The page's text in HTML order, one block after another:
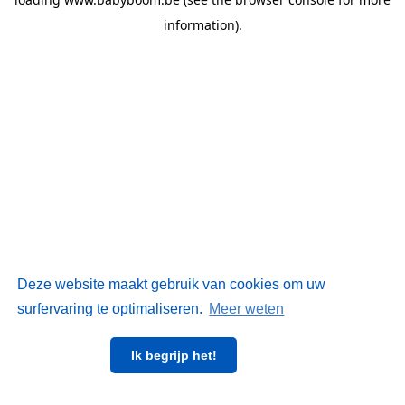
Deze website maakt gebruik van cookies om uw
surfervaring te optimaliseren. Meer weten
Ik begrijp het!
information).